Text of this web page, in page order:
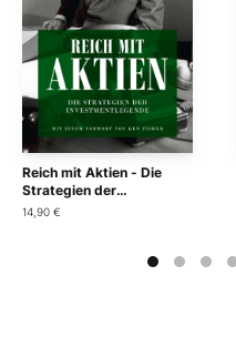
Reich mit Aktien - Die
Strategien der
Investmentlegende
14,90 €